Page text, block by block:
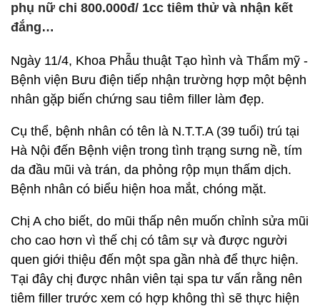
phụ nữ chi 800.000đ/ 1cc tiêm thử và nhận kết
đắng…
Ngày 11/4, Khoa Phẫu thuật Tạo hình và Thẩm mỹ -
Bệnh viện Bưu điện tiếp nhận trường hợp một bệnh
nhân gặp biến chứng sau tiêm filler làm đẹp.
Cụ thể, bệnh nhân có tên là N.T.T.A (39 tuổi) trú tại
Hà Nội đến Bệnh viện trong tình trạng sưng nề, tím
da đầu mũi và trán, da phỏng rộp mụn thấm dịch.
Bệnh nhân có biểu hiện hoa mắt, chóng mặt.
Chị A cho biết, do mũi thấp nên muốn chỉnh sửa mũi
cho cao hơn vì thế chị có tâm sự và được người
quen giới thiệu đến một spa gần nhà để thực hiện.
Tại đây chị được nhân viên tại spa tư vấn rằng nên
tiêm filler trước xem có hợp không thì sẽ thực hiện